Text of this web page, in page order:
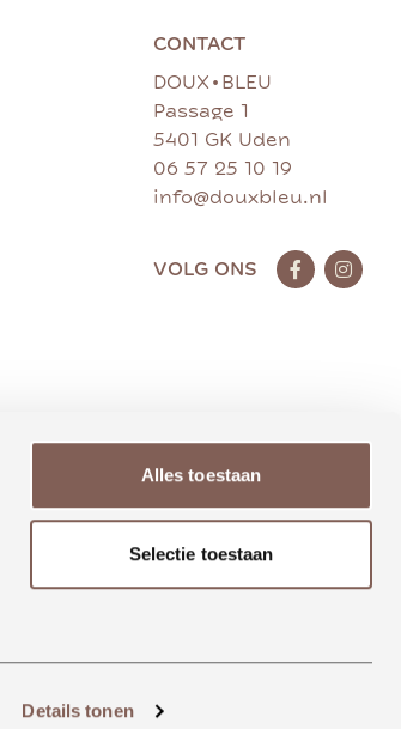
Details tonen
Alles toestaan
Selectie toestaan
CONTACT
DOUX • BLEU
Passage 1
5401 GK Uden
06 57 25 10 19
info@douxbleu.nl
VOLG ONS
Realisatie Rosegaar.nl